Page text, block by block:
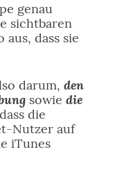
genau
sichtbaren
aus, dass sie
darum, den
sowie die
die
Nutzer auf
iTunes